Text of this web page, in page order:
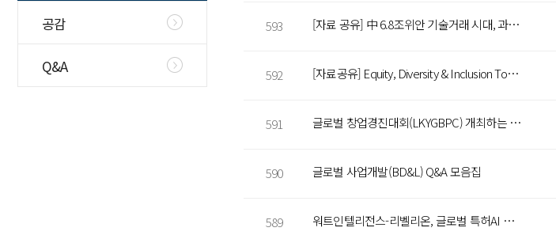
공감
Q&A
593 [자료 공유] 中 6.8조위안 기술거래 시대, 과학기술서비스업 10대 분야 표준 정비
592 [자료공유] Equity, Diversity & Inclusion Toolkit Adapted for Europe: Guidance & Resourses to Establish Best Practice in the Knowledge Transfer Field
591 글로벌 창업경진대회(LKYGBPC) 개최하는 SMU 산학협력단(IIE)
590 글로벌 사업개발(BD&L) Q&A 모음집
589 워트인텔리전스-리벨리온, 글로벌 특허AI 혁신을 위해 MOU 체결